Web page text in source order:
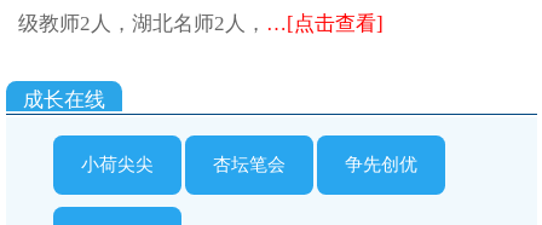
级教师2人，湖北名师2人， …[点击查看]
成长在线
小荷尖尖 杏坛笔会 争先创优